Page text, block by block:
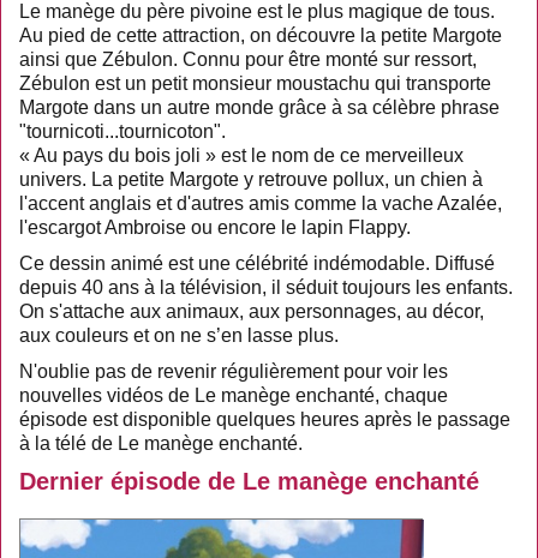
Le manège du père pivoine est le plus magique de tous.
Au pied de cette attraction, on découvre la petite Margote
ainsi que Zébulon. Connu pour être monté sur ressort,
Zébulon est un petit monsieur moustachu qui transporte
Margote dans un autre monde grâce à sa célèbre phrase
"tournicoti...tournicoton".
« Au pays du bois joli » est le nom de ce merveilleux
univers. La petite Margote y retrouve pollux, un chien à
l'accent anglais et d'autres amis comme la vache Azalée,
l'escargot Ambroise ou encore le lapin Flappy.
Ce dessin animé est une célébrité indémodable. Diffusé
depuis 40 ans à la télévision, il séduit toujours les enfants.
On s'attache aux animaux, aux personnages, au décor,
aux couleurs et on ne s’en lasse plus.
N'oublie pas de revenir régulièrement pour voir les
nouvelles vidéos de Le manège enchanté, chaque
épisode est disponible quelques heures après le passage
à la télé de Le manège enchanté.
Dernier épisode de Le manège enchanté